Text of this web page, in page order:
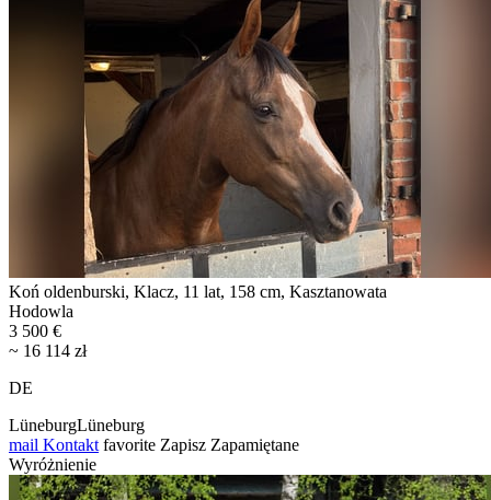
Koń oldenburski, Klacz, 11 lat, 158 cm, Kasztanowata
Hodowla
3 500 €
~ 16 114 zł
DE
LüneburgLüneburg
mail Kontakt favorite Zapisz Zapamiętane
Wyróżnienie